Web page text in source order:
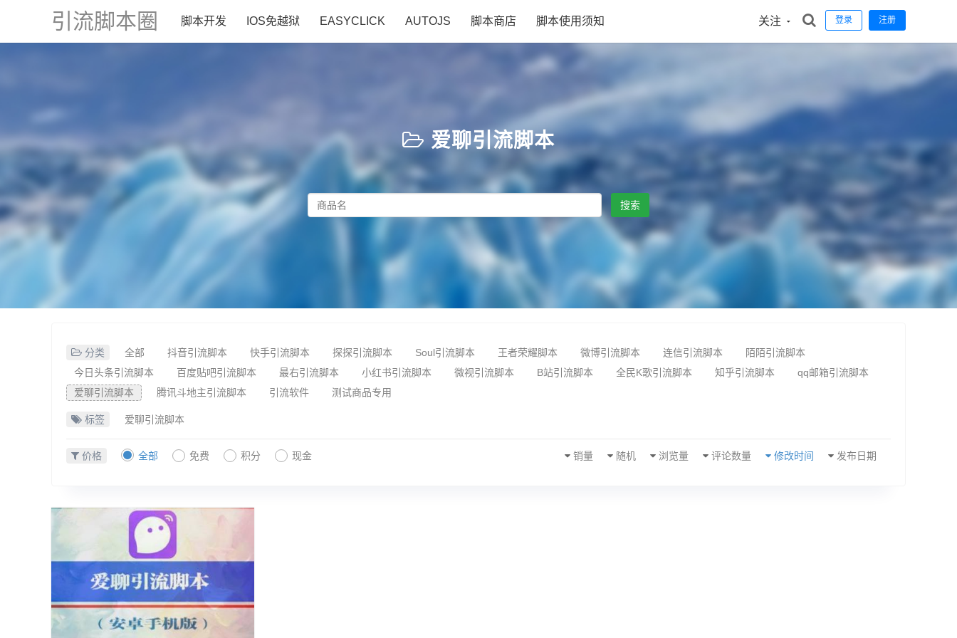
引流脚本圈 登录 注册
关注
脚本开发 IOS免越狱 EASYCLICK AUTOJS 脚本商店 脚本使用须知
爱聊引流脚本
搜索
分类 全部 抖音引流脚本 快手引流脚本 探探引流脚本 Soul引流脚本 王者荣耀脚本 微博引流脚本 连信引流脚本
陌陌引流脚本
今日头条引流脚本
百度贴吧引流脚本 最右引流脚本 小红书引流脚本 微视引流脚本 B站引流脚本 全民K歌引流脚本 知乎引流脚本
qq邮箱引流脚本
爱聊引流脚本
腾讯斗地主引流脚本 引流软件 测试商品专用
标签 爱聊引流脚本
价格 全部 免费 积分 现金 发布日期
修改时间
评论数量
浏览量
随机
销量